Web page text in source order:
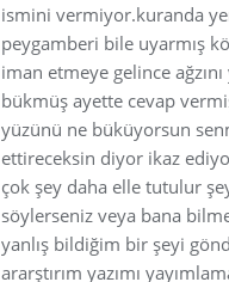
ismini vermiyor.kuranda
peygamberi bile uyarmış
iman etmeye gelince
bükmüş ayette cevap
yüzünü ne büküyorsun
ettireceksin diyor ikaz
çok şey daha elle tutulur
söylerseniz veya bana
yanlış bildiğim bir şeyi
ararştırım yazımı